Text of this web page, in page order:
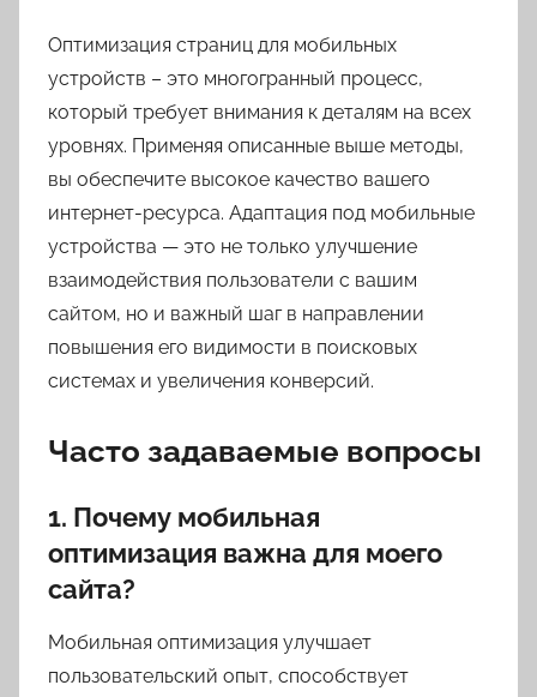
Оптимизация страниц для мобильных
устройств – это многогранный процесс,
который требует внимания к деталям на всех
уровнях. Применяя описанные выше методы,
вы обеспечите высокое качество вашего
интернет-ресурса. Адаптация под мобильные
устройства — это не только улучшение
взаимодействия пользователи с вашим
сайтом, но и важный шаг в направлении
повышения его видимости в поисковых
системах и увеличения конверсий.
Часто задаваемые вопросы
1. Почему мобильная
оптимизация важна для моего
сайта?
Мобильная оптимизация улучшает
пользовательский опыт, способствует